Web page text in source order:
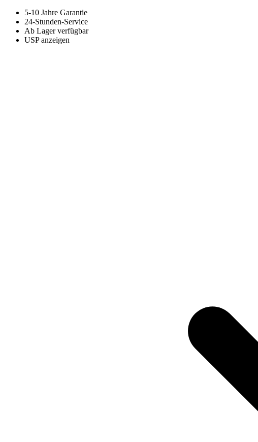
5-10 Jahre Garantie
24-Stunden-Service
Ab Lager verfügbar
USP anzeigen